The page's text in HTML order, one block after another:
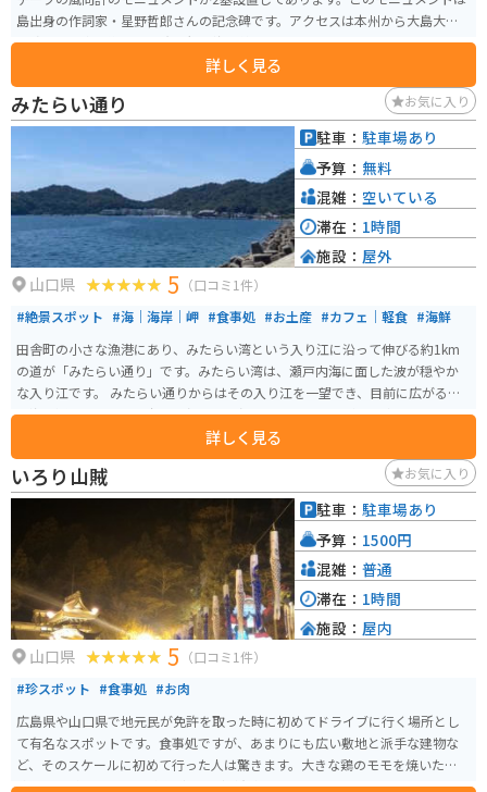
島出身の作詞家・星野哲郎さんの記念碑です。アクセスは本州から大島大橋
を渡って、車で約30分風光明媚な海岸線を走ったところにあります。
詳しく見る
みたらい通り お気に入り
山口県 5 （口コミ1件）
#絶景スポット #海｜海岸｜岬 #食事処 #お土産 #カフェ｜軽食 #海鮮
田舎町の小さな漁港にあり、みたらい湾という入り江に沿って伸びる約1km
の道が「みたらい通り」です。みたらい湾は、瀬戸内海に面した波が穏やか
な入り江です。 みたらい通りからはその入り江を一望でき、目前に広がる青
い海と通りに対面する象鼻ヶ岬という岬に映える山の緑が目を癒し、 穏やか
な風の音と潮の香りが心を落ち着かせてくれます。 また、少し歩けば、美味
しいコーヒーを淹れてくれるカフェや地元の食材を使用した料理でもてなし
てくれる食堂もあり、 お腹も満たしてくれます。
詳しく見る
駐車： 駐車場あり
予算： 無料
混雑： 空いている
滞在： 1時間
施設： 屋外
いろり山賊 お気に入り
山口県 5 （口コミ1件）
#珍スポット #食事処 #お肉
広島県や山口県で地元民が免許を取った時に初めてドライブに行く場所とし
て有名なスポットです。食事処ですが、あまりにも広い敷地と派手な建物な
ど、そのスケールに初めて行った人は驚きます。大きな鶏のモモを焼いた山賊
焼きや山賊むすび、山賊うどんなどが有名です。
駐車： 駐車場あり
予算： 1500円
混雑： 普通
滞在： 1時間
施設： 屋内